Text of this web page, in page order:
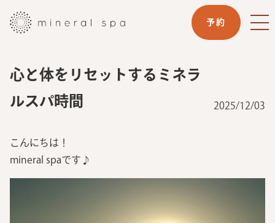
予約
心と体をリセットするミネラ
ルスパ時間
2025/12/03
こんにちは！
mineral spaです♪